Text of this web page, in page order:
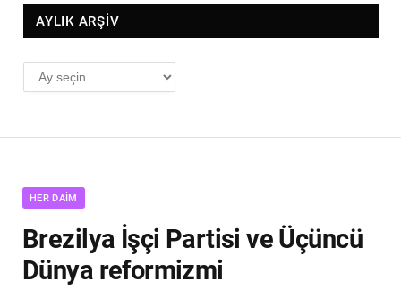
AYLIK ARŞİV
AYLIK
ARŞİV
HER DAIM
Brezilya İşçi Partisi ve Üçüncü
Dünya reformizmi